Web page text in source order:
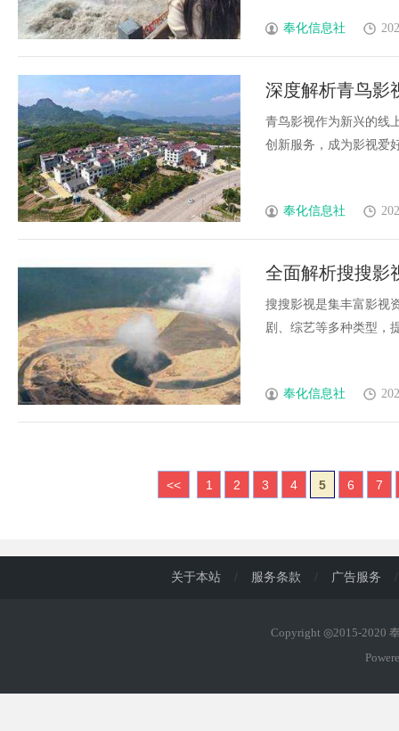
奉化信息社
深度解析青鸟影
讨
青鸟影视作为新兴的线
创新服务，成为影视爱
奉化信息社
全面解析搜搜影
搜搜影视是集丰富影视
剧、综艺等多种类型，
奉化信息社
<< 1 2 3 4 5 6 7
关于本站 / 服务条款 / 广告服务 /
Copyright ◎2015-2020